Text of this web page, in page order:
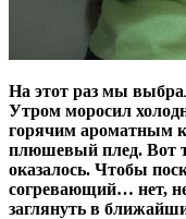
На этот раз мы
Утром моросил
горячим ароматным
плюшевый плед. Вот
оказалось. Чтобы
согревающий… нет,
заглянуть в